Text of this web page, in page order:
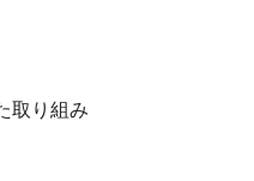
取り組み